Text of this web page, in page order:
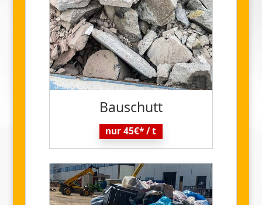
Bauschutt
nur 45€* / t